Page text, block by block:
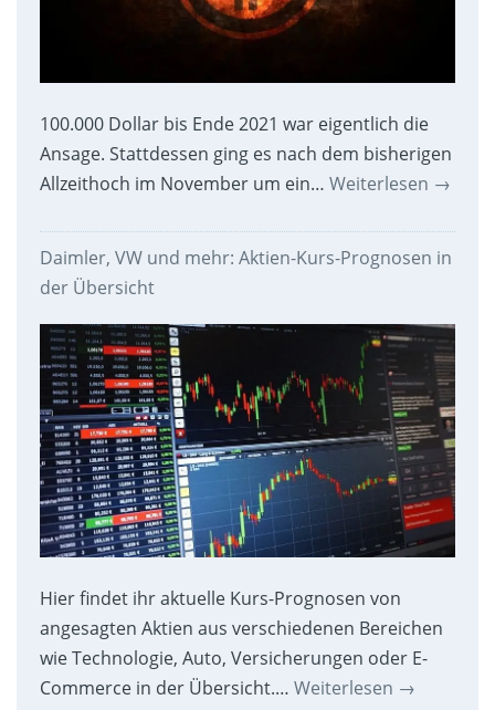
100.000 Dollar bis Ende 2021 war eigentlich die
Ansage. Stattdessen ging es nach dem bisherigen
Allzeithoch im November um ein… Weiterlesen →
Daimler, VW und mehr: Aktien-Kurs-Prognosen in
der Übersicht
Hier findet ihr aktuelle Kurs-Prognosen von
angesagten Aktien aus verschiedenen Bereichen
wie Technologie, Auto, Versicherungen oder E-
Commerce in der Übersicht.… Weiterlesen →